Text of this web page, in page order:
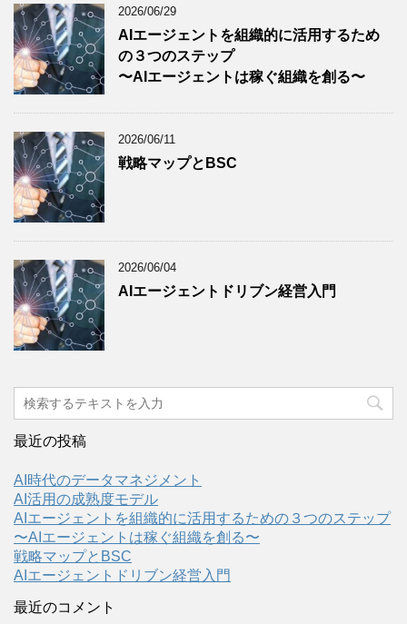
2026/06/29
AIエージェントを組織的に活用するため
の３つのステップ
〜AIエージェントは稼ぐ組織を創る〜
2026/06/11
戦略マップとBSC
2026/06/04
AIエージェントドリブン経営入門
最近の投稿
AI時代のデータマネジメント
AI活用の成熟度モデル
AIエージェントを組織的に活用するための３つのステップ
〜AIエージェントは稼ぐ組織を創る〜
戦略マップとBSC
AIエージェントドリブン経営入門
最近のコメント